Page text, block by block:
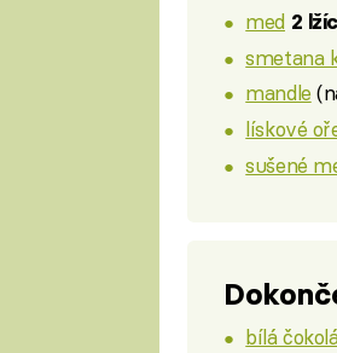
med 2
smetana
mandle
lískové
sušené
bílá